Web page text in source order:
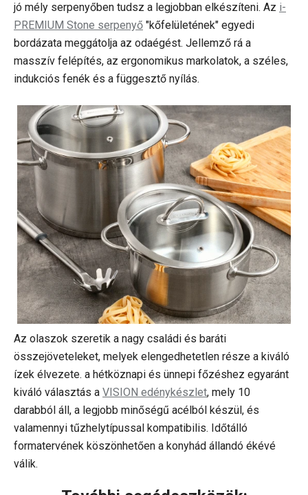
jó mély serpenyőben tudsz a legjobban elkészíteni. Az i-
PREMIUM Stone serpenyő "kőfelületének" egyedi
bordázata meggátolja az odaégést. Jellemző rá a
masszív felépítés, az ergonomikus markolatok, a széles,
indukciós fenék és a függesztő nyílás.
Az olaszok szeretik a nagy családi és baráti
összejöveteleket, melyek elengedhetetlen része a kiváló
ízek élvezete. a hétköznapi és ünnepi főzéshez egyaránt
kiváló választás a VISION edénykészlet, mely 10
darabból áll, a legjobb minőségű acélból készül, és
valamennyi tűzhelytípussal kompatibilis. Időtálló
formatervének köszönhetően a konyhád állandó ékévé
válik.